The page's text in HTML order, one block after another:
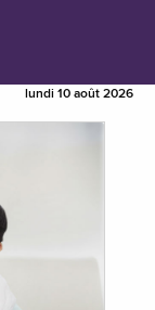
lundi 10 août 2026